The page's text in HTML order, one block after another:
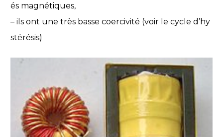
és magnétiques,
– ils ont une très basse coercivité (voir le cycle d’hy
stérésis)